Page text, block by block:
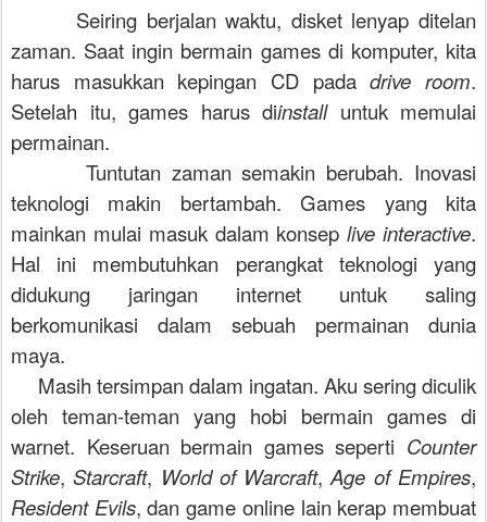
Seiring berjalan waktu, disket lenyap ditelan
zaman. Saat ingin bermain games di komputer, kita
harus masukkan kepingan CD padadrive room.
Setelah itu, games harus diinstalluntuk memulai
permainan.
Tuntutan zaman semakin berubah. Inovasi
teknologi makin bertambah. Games yang kita
mainkan mulai masuk dalam konseplive interactive.
Hal ini membutuhkan perangkat teknologi yang
didukung jaringan internet untuk saling
berkomunikasi dalam sebuah permainan dunia
maya.
Masih tersimpan dalam ingatan. Aku sering diculik
oleh teman-teman yang hobi bermain games di
warnet. Keseruan bermain games seperti Counter
Strike,Starcraft, World of Warcraft,Age of Empires,
Resident Evils, dan game online lain kerap membuat